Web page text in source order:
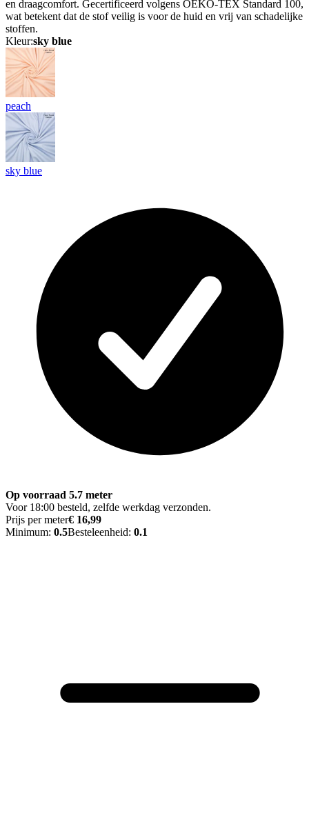
en draagcomfort. Gecertificeerd volgens OEKO-TEX Standard 100,
wat betekent dat de stof veilig is voor de huid en vrij van schadelijke
stoffen.
Kleur:sky blue
peach
sky blue
Op voorraad 5.7 meter
Voor 18:00 besteld, zelfde werkdag verzonden.
Prijs per meter€ 16,99
Minimum: 0.5Besteleenheid: 0.1